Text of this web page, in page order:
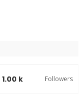
1.00 k Followers